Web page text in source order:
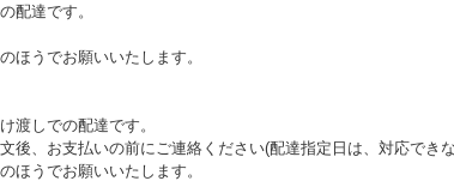
配達です。
ほうでお願いいたします。
渡しでの配達です。
後、お支払いの前にご連絡ください(配達指定日は、対応でき
ほうでお願いいたします。